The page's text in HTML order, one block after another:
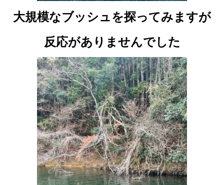
大規模なブッシュを探ってみますが
反応がありませんでした